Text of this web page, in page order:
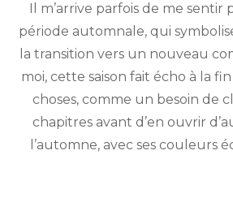
de
Il m’arrive parfois de me
période automnale, qui
la transition vers un nouveau
moi, cette saison fait écho à la
choses, comme un besoin de
chapitres avant d’en ouvrir
l’automne, avec ses couleurs